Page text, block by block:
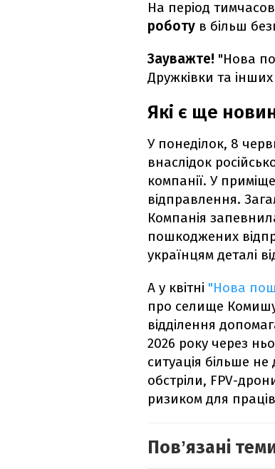
На період
роботу в більш
Зауважте! "Нова
Дружківки та
Які є ще
У понеділок, 8
внаслідок
компанії. У
відправлення.
Компанія
пошкоджених
українцям деталі
А у квітні "Нова
про селище
відділення
2026 року через
ситуація більше
обстріли, FPV-
ризиком для
Повʼязані